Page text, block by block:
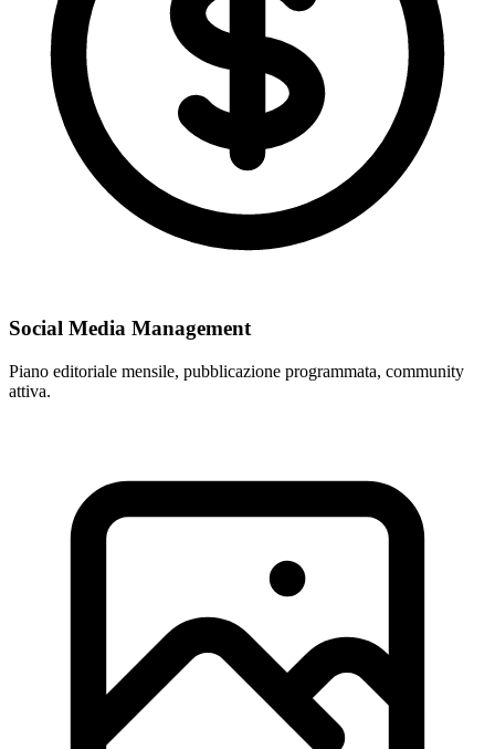
Social Media Management
Piano editoriale mensile, pubblicazione programmata, community
attiva.